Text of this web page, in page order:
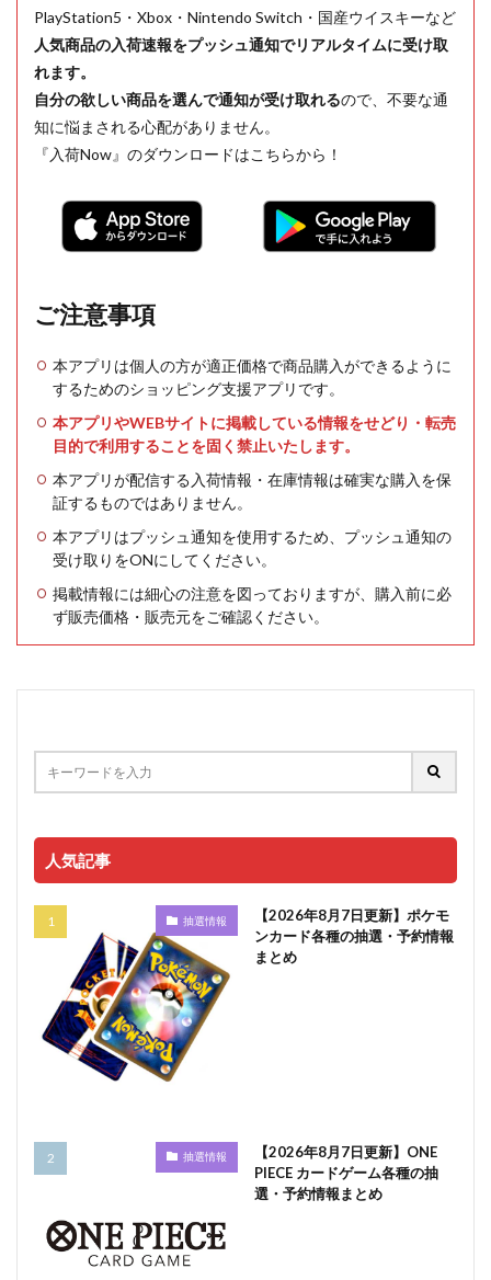
PlayStation5・Xbox・Nintendo Switch・国産ウイスキーなど
人気商品の入荷速報をプッシュ通知でリアルタイムに受け取
れます。
自分の欲しい商品を選んで通知が受け取れるので、不要な通
知に悩まされる心配がありません。
『入荷Now』のダウンロードはこちらから！
ご注意事項
本アプリは個人の方が適正価格で商品購入ができるように
するためのショッピング支援アプリです。
本アプリやWEBサイトに掲載している情報をせどり・転売
目的で利用することを固く禁止いたします。
本アプリが配信する入荷情報・在庫情報は確実な購入を保
証するものではありません。
本アプリはプッシュ通知を使用するため、プッシュ通知の
受け取りをONにしてください。
掲載情報には細心の注意を図っておりますが、購入前に必
ず販売価格・販売元をご確認ください。
人気記事
抽選情報
【2026年8月7日更新】ポケモ
ンカード各種の抽選・予約情報
まとめ
抽選情報
【2026年8月7日更新】ONE
PIECE カードゲーム各種の抽
選・予約情報まとめ